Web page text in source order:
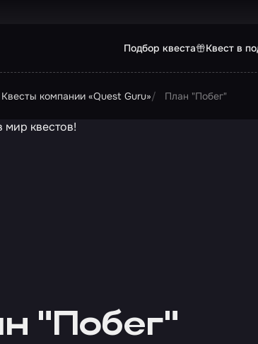
Подбор квеста Квест в
Квесты компании «Quest Guru» План "Побег"
"Побег"